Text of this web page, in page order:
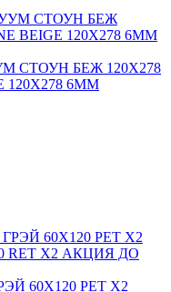
СТОУН БЕЖ 120X278
6MM
60X120 РЕТ Х2